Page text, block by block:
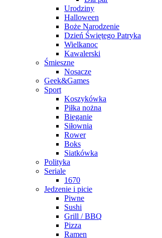
Urodziny
Halloween
Boże Narodzenie
Dzień Świętego Patryka
Wielkanoc
Kawalerski
Śmieszne
Nosacze
Geek&Games
Sport
Koszykówka
Piłka nożna
Bieganie
Siłownia
Rower
Boks
Siatkówka
Polityka
Seriale
1670
Jedzenie i picie
Piwne
Sushi
Grill / BBQ
Pizza
Ramen